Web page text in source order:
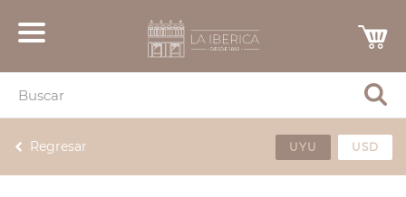
Regresar UYU USD